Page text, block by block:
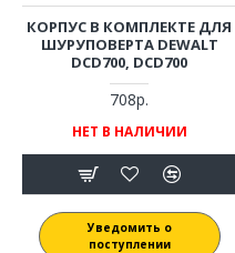
КОРПУС В КОМПЛЕКТЕ ДЛЯ
ШУРУПОВЕРТА DEWALT
DCD700, DCD700
708р.
НЕТ В НАЛИЧИИ
Уведомить о
поступлении